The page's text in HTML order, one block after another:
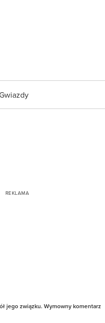
jego związku. Wymowny komentarz